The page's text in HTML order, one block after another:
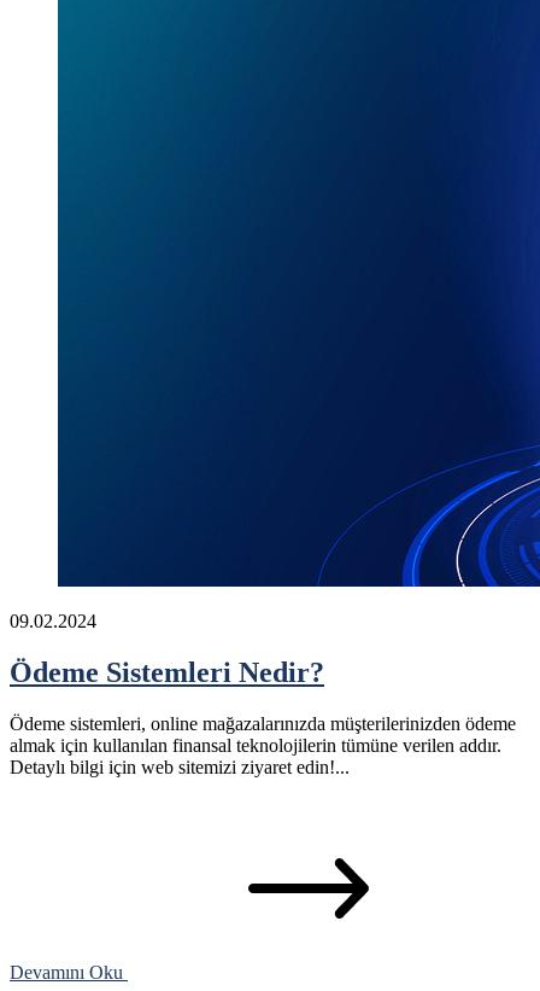
09.02.2024
Ödeme Sistemleri Nedir?
Ödeme sistemleri, online mağazalarınızda müşterilerinizden ödeme
almak için kullanılan finansal teknolojilerin tümüne verilen addır.
Detaylı bilgi için web sitemizi ziyaret edin!...
Devamını Oku